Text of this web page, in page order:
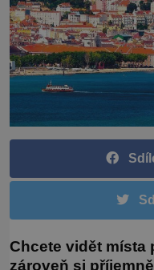
Chcete vidět místa
zároveň si